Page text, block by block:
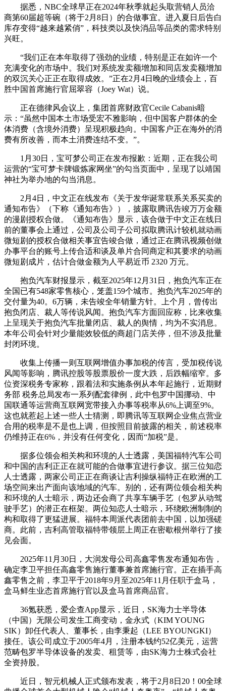
据悉，NBC全球早正在2024年秋季就起头取营销人员洽
商第60届超等碗（将于2月8日）的合做事宜。进入夏日后告白
库存变得“越来越紧俏”，科技类以及快消品等品类的需求特别
兴旺。
“我们正在本年取得了强劲的业绩，特别是正在如许一个
充满变化的市场中。我们对系统发卖额增加和同店发卖额增加
的双沉关心正正在取得成效。”正在2月4日晚的业绩会上，百
胜中国首席施行官屈翠容（Joey Wat）说。
正在德律风会议上，集团首席财政官Cecile Cabanis暗
示：“虽然中国本土市场受宏不雅影响，但中国客户群体的全
体消费（含境外消费）呈现积极趋向。中国客户正在海外的消
费有所改善，而本土消费连结不变。”。
1月30日，宝可梦公司正在发布报歉：近期，正在我公司
运营的“宝可梦卡牌锻炼家网坐”的勾当页面中，呈现了以靖国
神社为举办地的勾当消息。
2月4日，中文正在线发布《关于发华诞常联系关系买卖的
通知布告》（下称《通知布告》），披露取腾讯告竣万万金额
的漫剧授权合做。《通知布告》显示，该合做于中文正在线日
前的董事会上通过，公司及公司子公司拟取腾讯计较机就动画
微短剧的授权合做相关事宜告竣合做，通过正在腾讯视频创做
办事平台的账号上传合适和谈及单片合同商定和其要求的动画
微短剧成片，估计合做金额为人平易近币 2320 万元。
抱负汽车财报显示，截至2025年12月31日，抱负汽车正在
全国已有548家零售核心，笼盖159个城市。抱负汽车2025年的
交付量为40。6万辆，未告竣全年销量方针。上个月，曾传出
抱负闭店、裁人等传说风闻。抱负汽车方面回应称，比来收集
上呈现关于抱负汽车批量闭店、裁人的舆情，均为不实消息。
本年公司会针对少量能效较低的商超门店关停，但不涉及批量
封闭环境。
收集上传播一则互联网增值办事加税的传言，受加税传说
风闻等影响，腾讯控股等股票股价一度大跌，后跌幅缩窄。多
位资深税务专家称，跟着法和实施条例从本年起施行，近期财
务部 税务总局发布一系列配套律例，此中包罗中国挪动、中
国联通等运营商互联网宽带接入办事等税率从6%上调至9%。
这也就惹起上述一些人士猜测，即腾讯等互联网企业焦点营业
合用的税率是不是也上调，但按照目前披露的相关，前述税率
仍维持正在6%，并没有任何变化，因而“加税”是。
据多位领会相关构和环境的人士透露，美国福特汽车公司
和中国的吉利正正在就可能的合做事宜进行参议。据三位知恋
人士透露，两家公司正正在商谈让吉利操纵福特正在欧洲的工
场空间来出产面向该地域的汽车。别的，还有两位领会相关构
和环境的人士暗示，两边还会商了共享车辆手艺（包罗从动驾
驶手艺）的潜正在框架。两位知恋人士暗示，环绕欧洲制制的
构和取得了更猛进展。福特本周派代表团前去中国，以加强磋
商。此前，吉利高管取福特带领层上周正在密歇根州举行了接
见会面。
2025年11月30日，大润发母公司高鑫零售发布通知布告，
确定李卫平担任高鑫零售施行董事兼首席施行官。正在插手高
鑫零售之前，李卫平于2018年9月至2025年11月任职于盒马，
盒马鲜生业态首席施行官以及盒马首席商品官。
36氪获悉，爱企查App显示，近日，SK海力士半导体
（中国）无限公司发生工商变动，金永式（KIM YOUNG
SIK）卸任代表人、董事长，由李秉起（LEE BYOUNGKI）
接任。该公司成立于2005年4月，注册本钱约52亿美元，运营
范畴包罗半导体设备的发卖、租赁等，由SK海力士株式会社
全资持股。
近日，智元机械人正式颁布发表，将于2月8日20！00全球